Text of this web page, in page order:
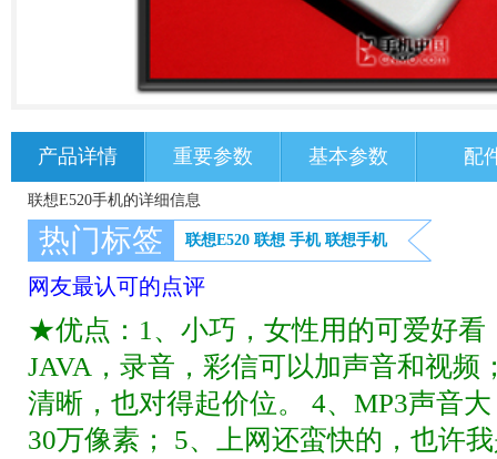
产品详情 重要参数 基本参数 配
联想E520手机的详细信息
热门标签 联想E520 联想 手机 联想手机
网友最认可的点评
★优点：1、小巧，女性用的可爱好看
JAVA，录音，彩信可以加声音和视频
清晰，也对得起价位。 4、MP3声音
30万像素； 5、上网还蛮快的，也许